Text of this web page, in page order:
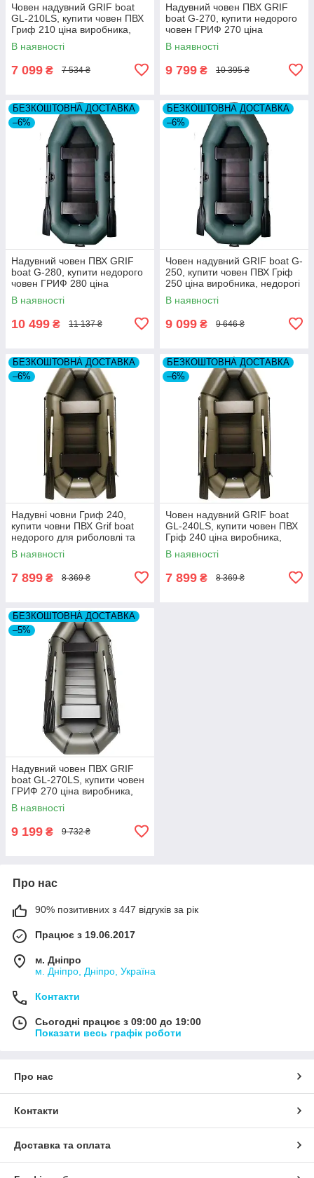
Човен надувний GRIF boat
GL-210LS, купити човен ПВХ
Гриф 210 ціна виробника,
недорогі гумові човни
В наявності
7 099 ₴ 7 534 ₴
Надувний човен ПВХ GRIF
boat G-270, купити недорого
човен ГРИФ 270 ціна
виробника, гумові човни
В наявності
9 799 ₴ 10 395 ₴
БЕЗКОШТОВНА ДОСТАВКА
–6%
Надувний човен ПВХ GRIF
boat G-280, купити недорого
човен ГРИФ 280 ціна
виробника, гумові човни
В наявності
10 499 ₴ 11 137 ₴
БЕЗКОШТОВНА ДОСТАВКА
–6%
Човен надувний GRIF boat G-
250, купити човен ПВХ Гріф
250 ціна виробника, недорогі
гумові човни
В наявності
9 099 ₴ 9 646 ₴
БЕЗКОШТОВНА ДОСТАВКА
–6%
Надувні човни Гриф 240,
купити човни ПВХ Grif boat
недорого для риболовлі та
полювання. Ціна заводу,
хороші відгуки
В наявності
7 899 ₴ 8 369 ₴
БЕЗКОШТОВНА ДОСТАВКА
–6%
Човен надувний GRIF boat
GL-240LS, купити човен ПВХ
Гріф 240 ціна виробника,
недорогі гумові човни для
риболовлі
В наявності
7 899 ₴ 8 369 ₴
БЕЗКОШТОВНА ДОСТАВКА
–5%
Надувний човен ПВХ GRIF
boat GL-270LS, купити човен
ГРИФ 270 ціна виробника,
гумові човни 2 місцеві
В наявності
9 199 ₴ 9 732 ₴
Про нас
90% позитивних з 447 відгуків за рік
Працює з 19.06.2017
м. Дніпро
м. Дніпро, Дніпро, Україна
Контакти
Сьогодні працює з 09:00 до 19:00
Показати весь графік роботи
Про нас
Контакти
Доставка та оплата